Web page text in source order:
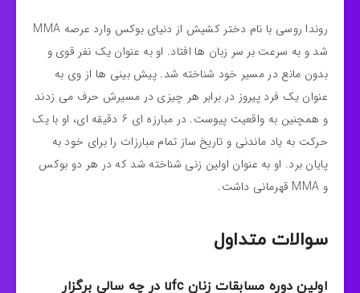
روندا روسی با نام دختر کشیش از دنیای بوکس وارد عرصه MMA
شد و به سرعت بر سر زبان ها افتاد. او به عنوان یک نفر قوی و
بدون مانع در مسیر خود شناخته شد. پیش‌ بینی‌ ها از وی به
عنوان یک فرد پیروز در برابر هر چیزی در مسیرش حرف می‌ زدند
و همچنین به واقعیت پیوست. در مبارزه‌ ای 6 دقیقه‌ ای، او با یک
حرکت به یاد ماندنی و تاریخ‌ ساز تمام مبارزات را برای خود به
پایان برد. او به عنوان اولین زنی شناخته شد که در هر دو بوکس
و MMA قهرمانی داشت.
سوالات متداول
اولین دوره مسابقات زنان ufc در چه سالی برگزار